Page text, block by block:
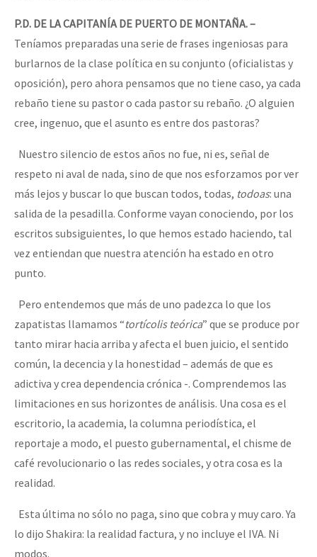
P.D. DE LA CAPITANÍA DE PUERTO DE MONTAÑA. –
Teníamos preparadas una serie de frases ingeniosas para
burlarnos de la clase política en su conjunto (oficialistas y
oposición), pero ahora pensamos que no tiene caso, ya cada
rebaño tiene su pastor o cada pastor su rebaño. ¿O alguien
cree, ingenuo, que el asunto es entre dos pastoras?
Nuestro silencio de estos años no fue, ni es, señal de
respeto ni aval de nada, sino de que nos esforzamos por ver
más lejos y buscar lo que buscan todos, todas, todoas: una
salida de la pesadilla. Conforme vayan conociendo, por los
escritos subsiguientes, lo que hemos estado haciendo, tal
vez entiendan que nuestra atención ha estado en otro
punto.
Pero entendemos que más de uno padezca lo que los
zapatistas llamamos “tortícolis teórica” que se produce por
tanto mirar hacia arriba y afecta el buen juicio, el sentido
común, la decencia y la honestidad – además de que es
adictiva y crea dependencia crónica -. Comprendemos las
limitaciones en sus horizontes de análisis. Una cosa es el
escritorio, la academia, la columna periodística, el
reportaje a modo, el puesto gubernamental, el chisme de
café revolucionario o las redes sociales, y otra cosa es la
realidad.
Esta última no sólo no paga, sino que cobra y muy caro. Ya
lo dijo Shakira: la realidad factura, y no incluye el IVA. Ni
modos.